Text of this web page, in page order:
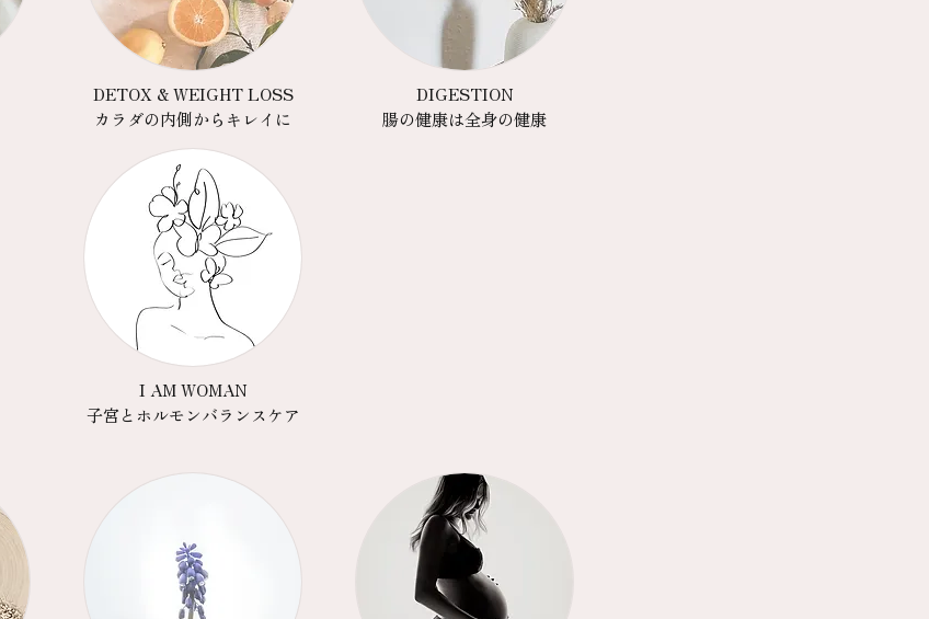
DETOX & WEIGHT LOSS
カラダの内側からキレイに
DIGESTION
腸の健康は全身の健康
I AM WOMAN
子宮とホルモンバランスケア